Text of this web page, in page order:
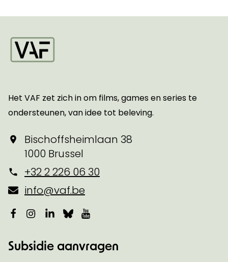
Het VAF zet zich in om films, games en series te
ondersteunen, van idee tot beleving.
Bischoffsheimlaan 38
1000 Brussel
+32 2 226 06 30
info@vaf.be
Facebook
Instagram
LinkedIn
Bluesky
Subsidie aanvragen